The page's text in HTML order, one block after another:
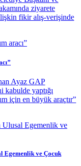
ziyarete
fikir alış-verişinde
Ayaz GAP
kabulde yaptığı
için en büyük araçtır”
Egemenlik ve Çocuk